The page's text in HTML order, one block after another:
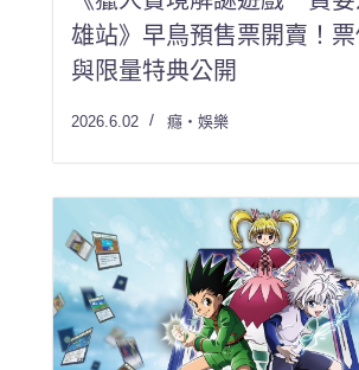
雄站》早鳥預售票開賣！
與限量特典公開
2026.6.02 癮・娛樂